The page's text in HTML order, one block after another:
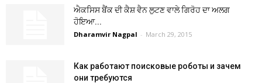
ਐਕਸਿਸ ਬੈਂਕ ਦੀ ਕੈਸ਼ ਵੈਨ ਲੁਟਣ ਵਾਲੇ ਗਿਰੋਹ ਦਾ ਅਲਗ
ਹੋਇਆ...
Dharamvir Nagpal - March 29, 2015
Как работают поисковые роботы и зачем
они требуются